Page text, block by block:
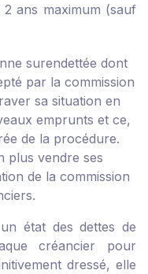
ans maximum (sauf
surendettée dont
par la commission
sa situation en
emprunts et ce,
de la procédure.
plus vendre ses
de la commission
état des dettes de
créancier pour
dressé, elle